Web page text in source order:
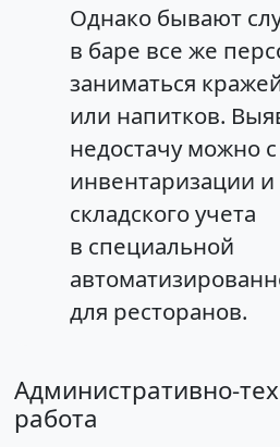
Однако бывают
в баре все же
заниматься
или напитков.
недостачу можно
инвентаризации
складского учета
в специальной
для ресторанов.
Административно-
работа